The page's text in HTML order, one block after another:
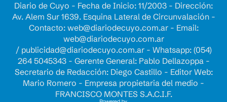
Diario de Cuyo - Fecha de Inicio: 11/2003 - Dirección:
Av. Alem Sur 1639. Esquina Lateral de Circunvalación -
Contacto: web@diariodecuyo.com.ar- Email:
web@diariodecuyo.com.ar
/ publicidad@diariodecuyo.com.ar- Whatsapp: (054)
264 5045343 - Gerente General: Pablo Dellazoppa -
Secretario de Redacción: Diego Castillo - Editor Web:
Mario Romero - Empresa propietaria del medio -
FRANCISCO MONTES S.A.C.I.F.